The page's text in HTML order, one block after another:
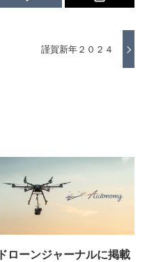
）派遣
研修サービス
謹賀新年２０２４
ドローンジャーナルに掲載